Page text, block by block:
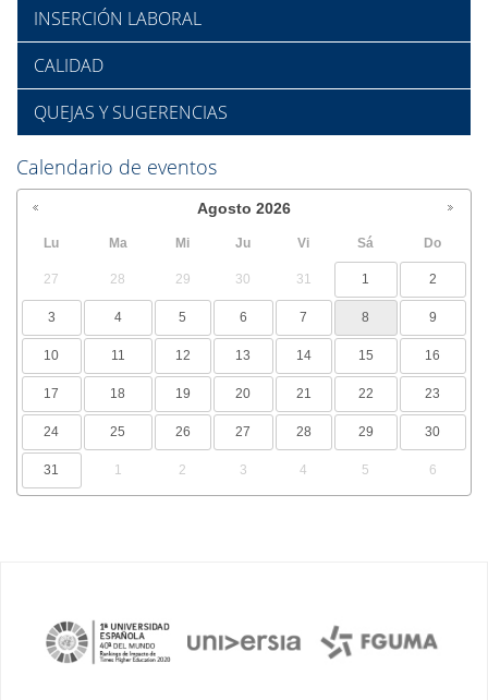
INSERCIÓN LABORAL
CALIDAD
QUEJAS Y SUGERENCIAS
Calendario de eventos
Agosto 2026
Lu Ma Mi Ju Vi Sá Do
27 28 29 30 31 1 2
3 4 5 6 7 8 9
10 11 12 13 14 15 16
17 18 19 20 21 22 23
24 25 26 27 28 29 30
31 1 2 3 4 5 6